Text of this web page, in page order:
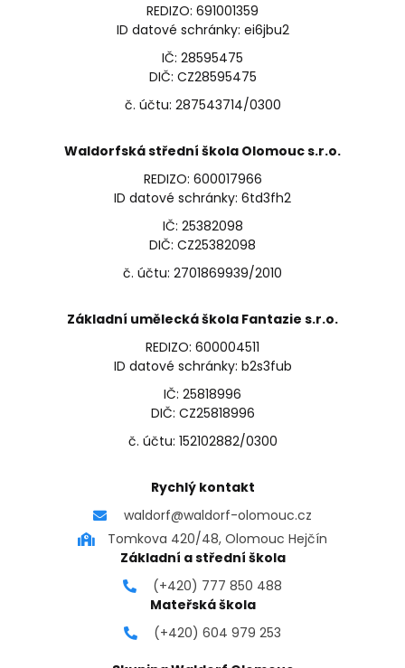
REDIZO: 691001359
ID datové schránky: ei6jbu2
IČ: 28595475
DIČ: CZ28595475
č. účtu: 287543714/0300
Waldorfská střední škola Olomouc s.r.o.
REDIZO: 600017966
ID datové schránky: 6td3fh2
IČ: 25382098
DIČ: CZ25382098
č. účtu: 2701869939/2010
Základní umělecká škola Fantazie s.r.o.
REDIZO: 600004511
ID datové schránky: b2s3fub
IČ: 25818996
DIČ: CZ25818996
č. účtu: 152102882/0300
Rychlý kontakt
waldorf@waldorf-olomouc.cz
Tomkova 420/48, Olomouc Hejčín
Základní a střední škola
(+420) 777 850 488
Mateřská škola
(+420) 604 979 253